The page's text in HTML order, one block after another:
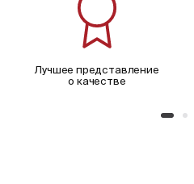
Лучшее представление
о качестве